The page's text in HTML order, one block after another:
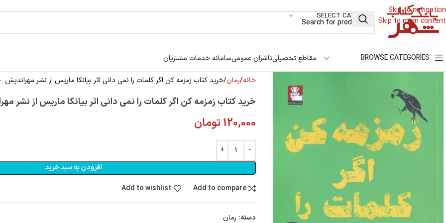
Skip to navigation
Skip to main content
SELECT CATEGORY
BROWSE CATEGORIES مقاطع تحصیلیناشران عمومیسامانه خدمات مشتریان
خانه رمان خرید کتاب زمزمه کن اگر کلمات را نمی دانی اثر بیانکا ماریس از نشر مهراندیش
خرید کتاب زمزمه کن اگر کلمات را نمی دانی اثر بیانکا ماریس از نشر
120,000تومان
افزودن به سبد خرید
Add to compare
Add to wishlist
دسته: رمان